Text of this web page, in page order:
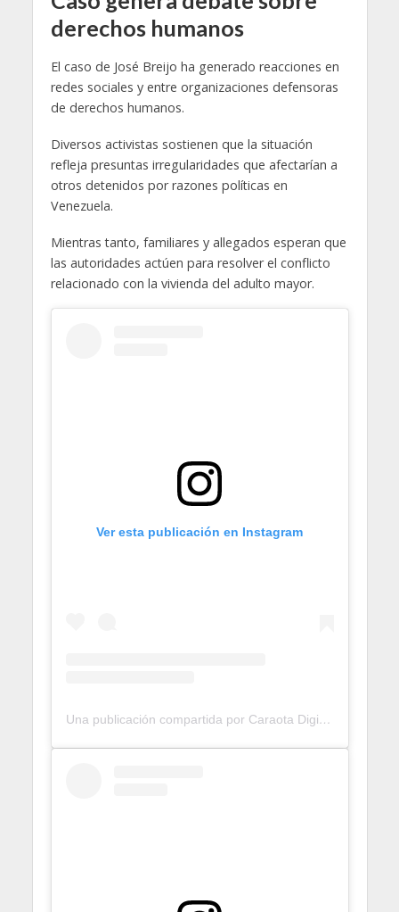
derechos humanos
El caso de José Breijo ha generado reacciones en
redes sociales y entre organizaciones defensoras
de derechos humanos.
Diversos activistas sostienen que la situación
refleja presuntas irregularidades que afectarían a
otros detenidos por razones políticas en
Venezuela.
Mientras tanto, familiares y allegados esperan que
las autoridades actúen para resolver el conflicto
relacionado con la vivienda del adulto mayor.
Ver esta publicación en Instagram
Una publicación compartida por Caraota Digital (@caraotadigital)